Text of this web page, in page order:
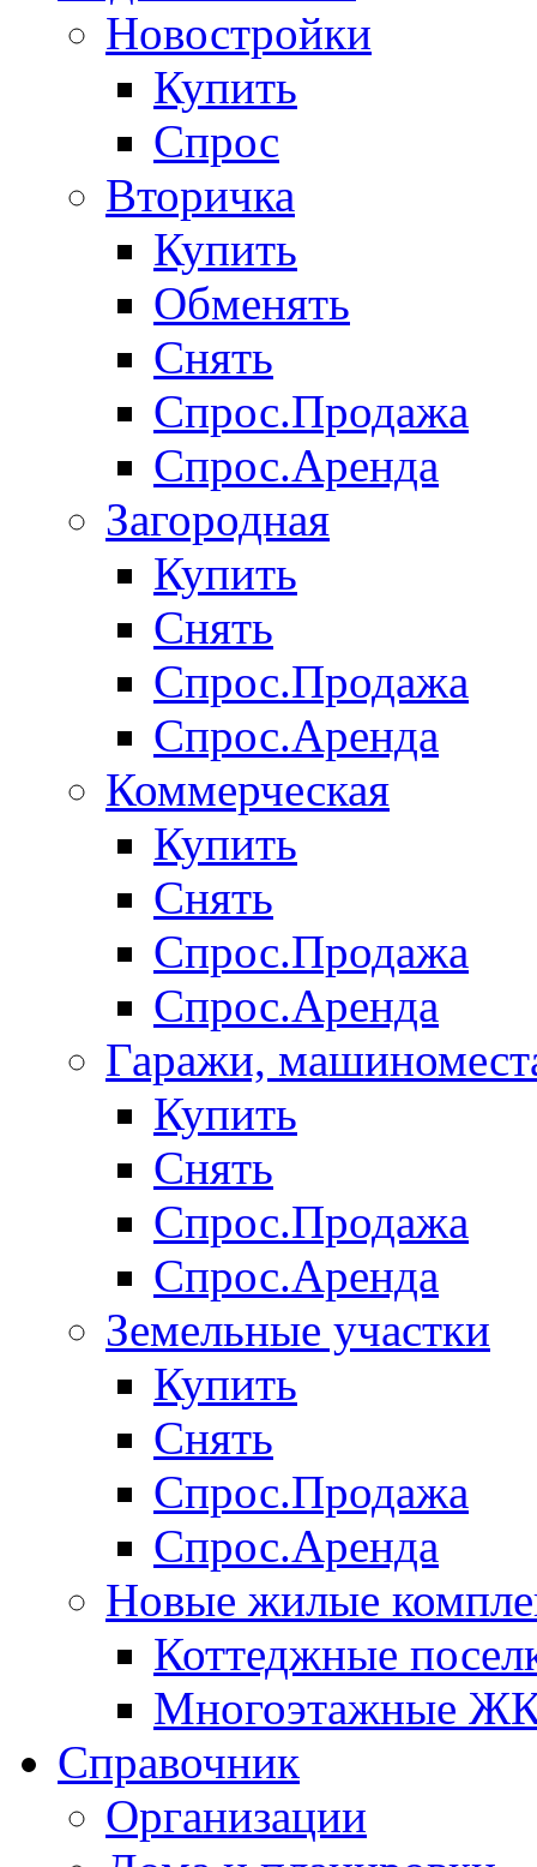
Новостройки
Купить
Спрос
Вторичка
Купить
Обменять
Снять
Спрос.Продажа
Спрос.Аренда
Загородная
Купить
Снять
Спрос.Продажа
Спрос.Аренда
Коммерческая
Купить
Снять
Спрос.Продажа
Спрос.Аренда
Гаражи,
Купить
Снять
Спрос.Продажа
Спрос.Аренда
Земельные участки
Купить
Снять
Спрос.Продажа
Спрос.Аренда
Новые жилые
Коттеджные
Многоэтажные
Справочник
Организации